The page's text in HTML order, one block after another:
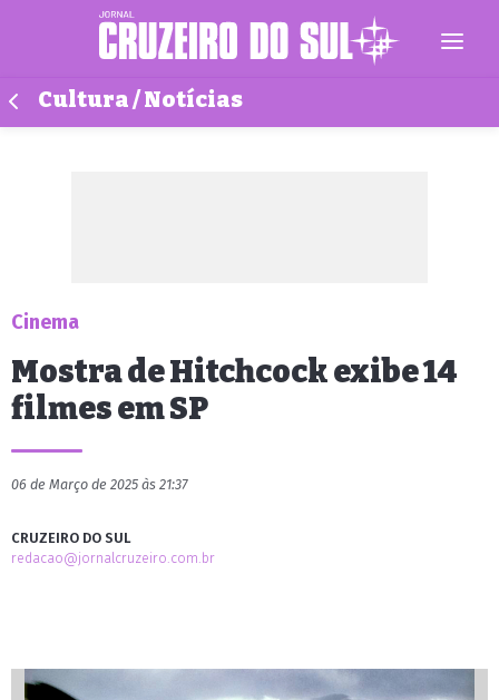
Cultura / Notícias
Cinema
Mostra de Hitchcock exibe 14
filmes em SP
06 de Março de 2025 às 21:37
CRUZEIRO DO SUL
redacao@jornalcruzeiro.com.br